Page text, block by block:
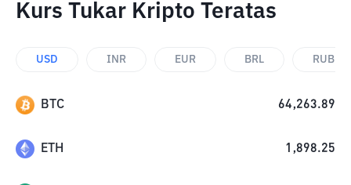
Kurs Tukar Kripto Teratas
USD INR EUR BRL RUB
BTC 64,263.89
ETH 1,898.25